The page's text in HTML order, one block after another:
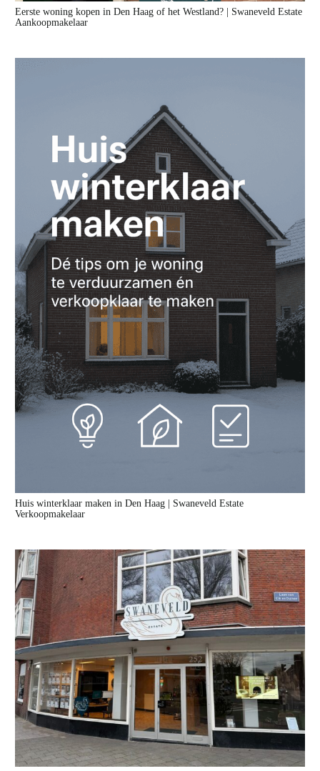
Eerste woning kopen in Den Haag of het Westland? | Swaneveld Estate
Aankoopmakelaar
Huis winterklaar maken in Den Haag | Swaneveld Estate
Verkoopmakelaar